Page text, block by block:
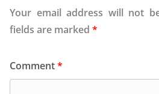
Your email address will not
fields are marked *
Comment*